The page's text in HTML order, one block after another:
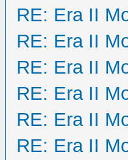
RE: Era II
RE: Era II
RE: Era II
RE: Era II
RE: Era II
RE: Era II